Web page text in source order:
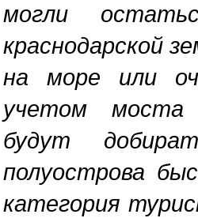
могли
краснодарской
на море или
учетом
будут
полуострова
категория